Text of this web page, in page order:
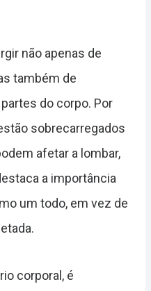
não apenas de
também de
do corpo. Por
sobrecarregados
afetar a lombar,
a importância
um todo, em vez de
corporal, é